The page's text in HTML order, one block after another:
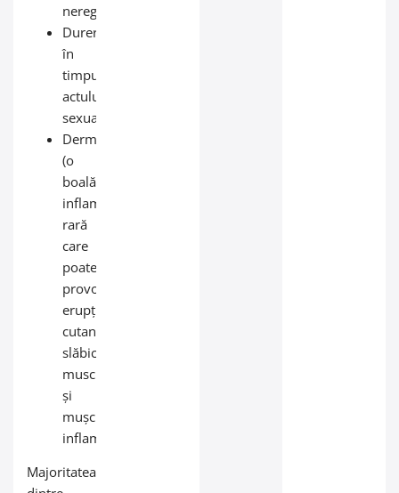
neregulate
Dureri
în
timpul
actului
sexual
Dermatomiozită
(o
boală
inflamatorie
rară
care
poate
provoca
erupții
cutanate,
slăbiciune
musculară
și
mușchi
inflamați)
Majoritatea